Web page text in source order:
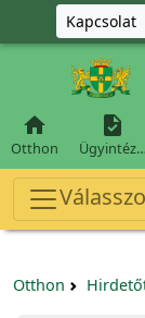
Ugrás a főKapcsolat

Otthon

Ügyintéz…
Otthon